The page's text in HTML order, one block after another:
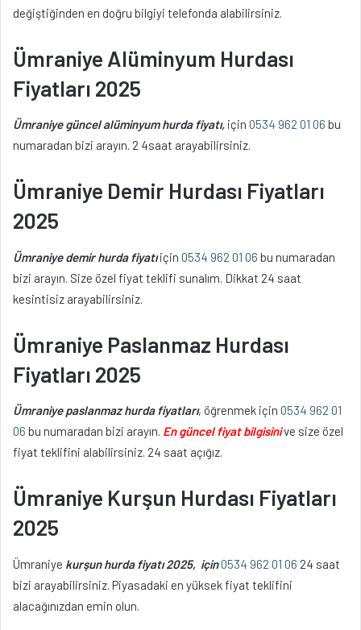
değiştiğinden en doğru bilgiyi telefonda alabilirsiniz.
Ümraniye Alüminyum Hurdası
Fiyatları 2025
Ümraniye güncel alüminyum hurda fiyatı, için 0534 962 01 06 bu
numaradan bizi arayın. 2 4saat arayabilirsiniz.
Ümraniye Demir Hurdası Fiyatları
2025
Ümraniye demir hurda fiyatıiçin 0534 962 01 06 bu numaradan
bizi arayın. Size özel fiyat teklifi sunalım. Dikkat 24 saat
kesintisiz arayabilirsiniz.
Ümraniye Paslanmaz Hurdası
Fiyatları 2025
Ümraniye paslanmaz hurda fiyatları, öğrenmek için 0534 962 01
06 bu numaradan bizi arayın. En güncel fiyat bilgisinive size özel
fiyat teklifini alabilirsiniz. 24 saat açığız.
Ümraniye Kurşun Hurdası Fiyatları
2025
Ümraniye kurşun hurda fiyatı 2025, için0534 962 01 06 24 saat
bizi arayabilirsiniz. Piyasadaki en yüksek fiyat teklifini
alacağınızdan emin olun.